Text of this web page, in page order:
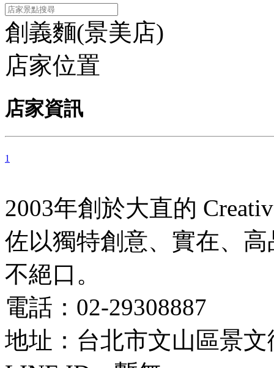
創義麵(景美店)
店家位置
店家資訊
1
2003年創於大直的
佐以獨特創意、實在、
不絕口。
電話：02-29308887
地址：台北市文山區景文